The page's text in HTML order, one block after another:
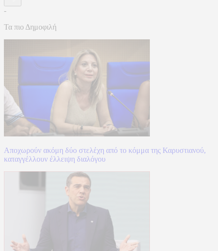
-
Τα πιο Δημοφιλή
Αποχωρούν ακόμη δύο στελέχη από το κόμμα της Καρυστιανού,
καταγγέλλουν έλλειψη διαλόγου